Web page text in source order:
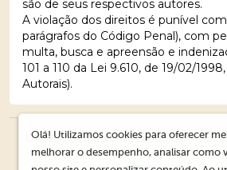
são de seus respectivos autores.
A violação dos direitos é punível
parágrafos do Código Penal), com
multa, busca e apreensão e
101 a 110 da Lei 9.610, de 19/02/
Autorais).
© 2026 Editora Ações Literárias. Todos
Olá! Utilizamos cookies para oferecer
melhorar o desempenho, analisar como